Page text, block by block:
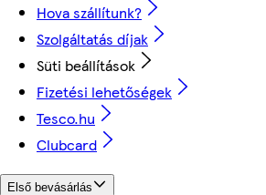
Hova szállítunk?
Szolgáltatás díjak
Süti beállítások
Fizetési lehetőségek
Tesco.hu
Clubcard
Első bevásárlás